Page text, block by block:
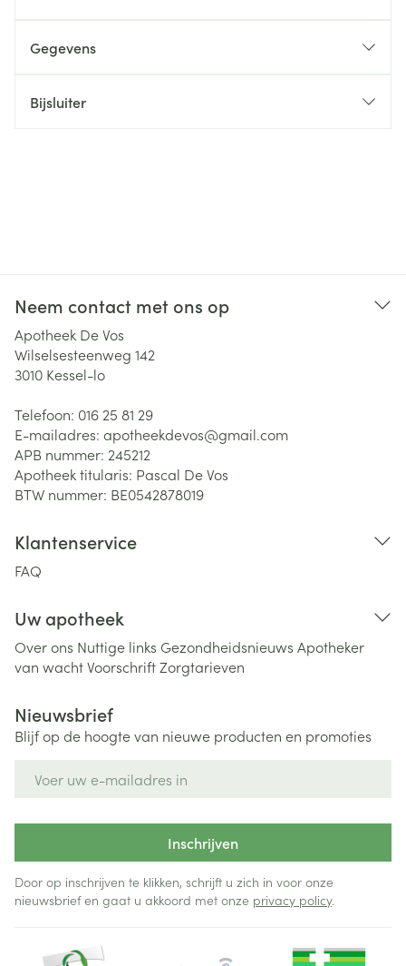
Gegevens
Bijsluiter
Neem contact met ons op
Apotheek De Vos
Wilselsesteenweg 142
3010 Kessel-lo
Telefoon: 016 25 81 29
E-mailadres: apotheekdevos@gmail.com
APB nummer: 245212
Apotheek titularis: Pascal De Vos
BTW nummer: BE0542878019
Klantenservice
FAQ
Uw apotheek
Over ons Nuttige links Gezondheidsnieuws Apotheker
van wachtVoorschriftZorgtarieven
Nieuwsbrief
Blijf op de hoogte van nieuwe producten en promoties
Inschrijven
Door op inschrijven te klikken, schrijft u zich in voor onze
nieuwsbrief en gaat u akkoord met onze privacy policy.